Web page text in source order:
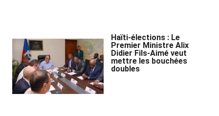
Haïti-élections : Le
Premier Ministre Alix
Didier Fils-Aimé veut
mettre les bouchées
doubles